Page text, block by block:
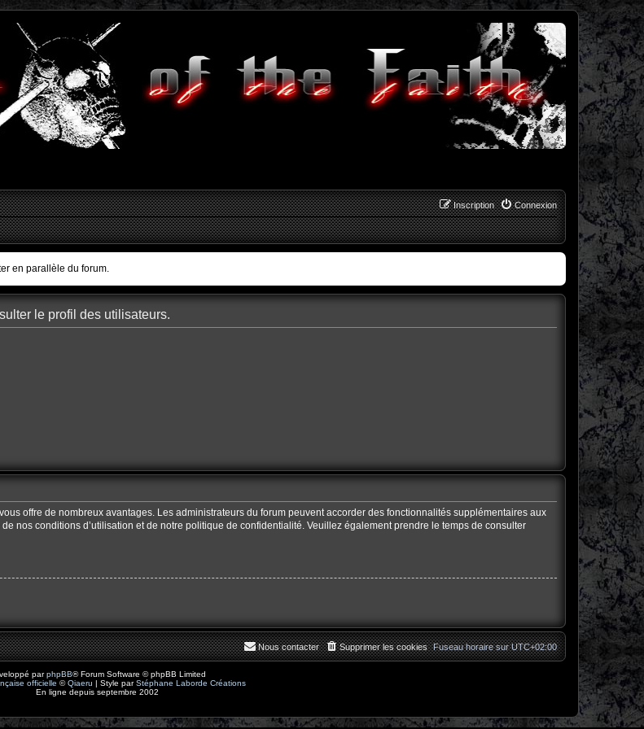
Connexion
Inscription
en parallèle du forum.
le profil des utilisateurs.
offre de nombreux avantages. Les administrateurs du forum peuvent accorder des fonctionnalités supplémentaires aux
nos conditions d’utilisation et de notre politique de confidentialité. Veuillez également prendre le temps de consulter
Fuseau horaire surUTC+02:00
Supprimer les cookies
Nous contacter
parphpBB® Forum Software © phpBB Limited
officielle ©Qiaeru | Style parStéphane Laborde Créations
En ligne depuis septembre 2002